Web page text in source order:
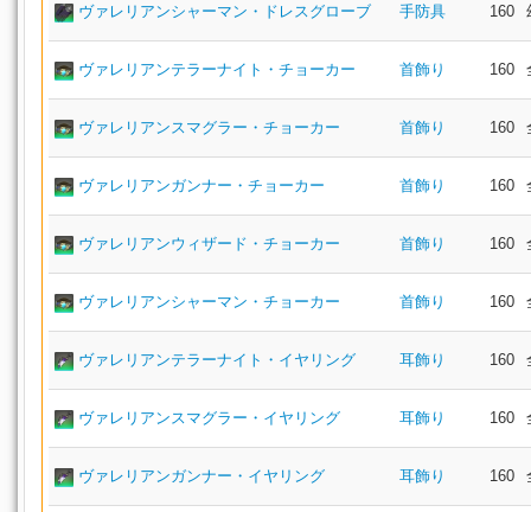
ヴァレリアンシャーマン・ドレスグローブ 手防具 160
ヴァレリアンテラーナイト・チョーカー 首飾り 160
ヴァレリアンスマグラー・チョーカー 首飾り 160
ヴァレリアンガンナー・チョーカー 首飾り 160
ヴァレリアンウィザード・チョーカー 首飾り 160
ヴァレリアンシャーマン・チョーカー 首飾り 160
ヴァレリアンテラーナイト・イヤリング 耳飾り 160
ヴァレリアンスマグラー・イヤリング 耳飾り 160
ヴァレリアンガンナー・イヤリング 耳飾り 160